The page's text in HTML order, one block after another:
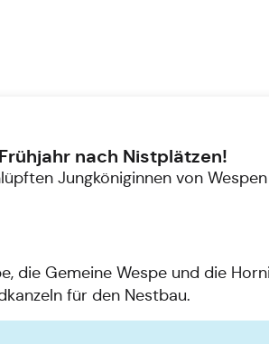
nach Nistplätzen!
Jungköniginnen von
die Gemeine Wespe und die
für den Nestbau.